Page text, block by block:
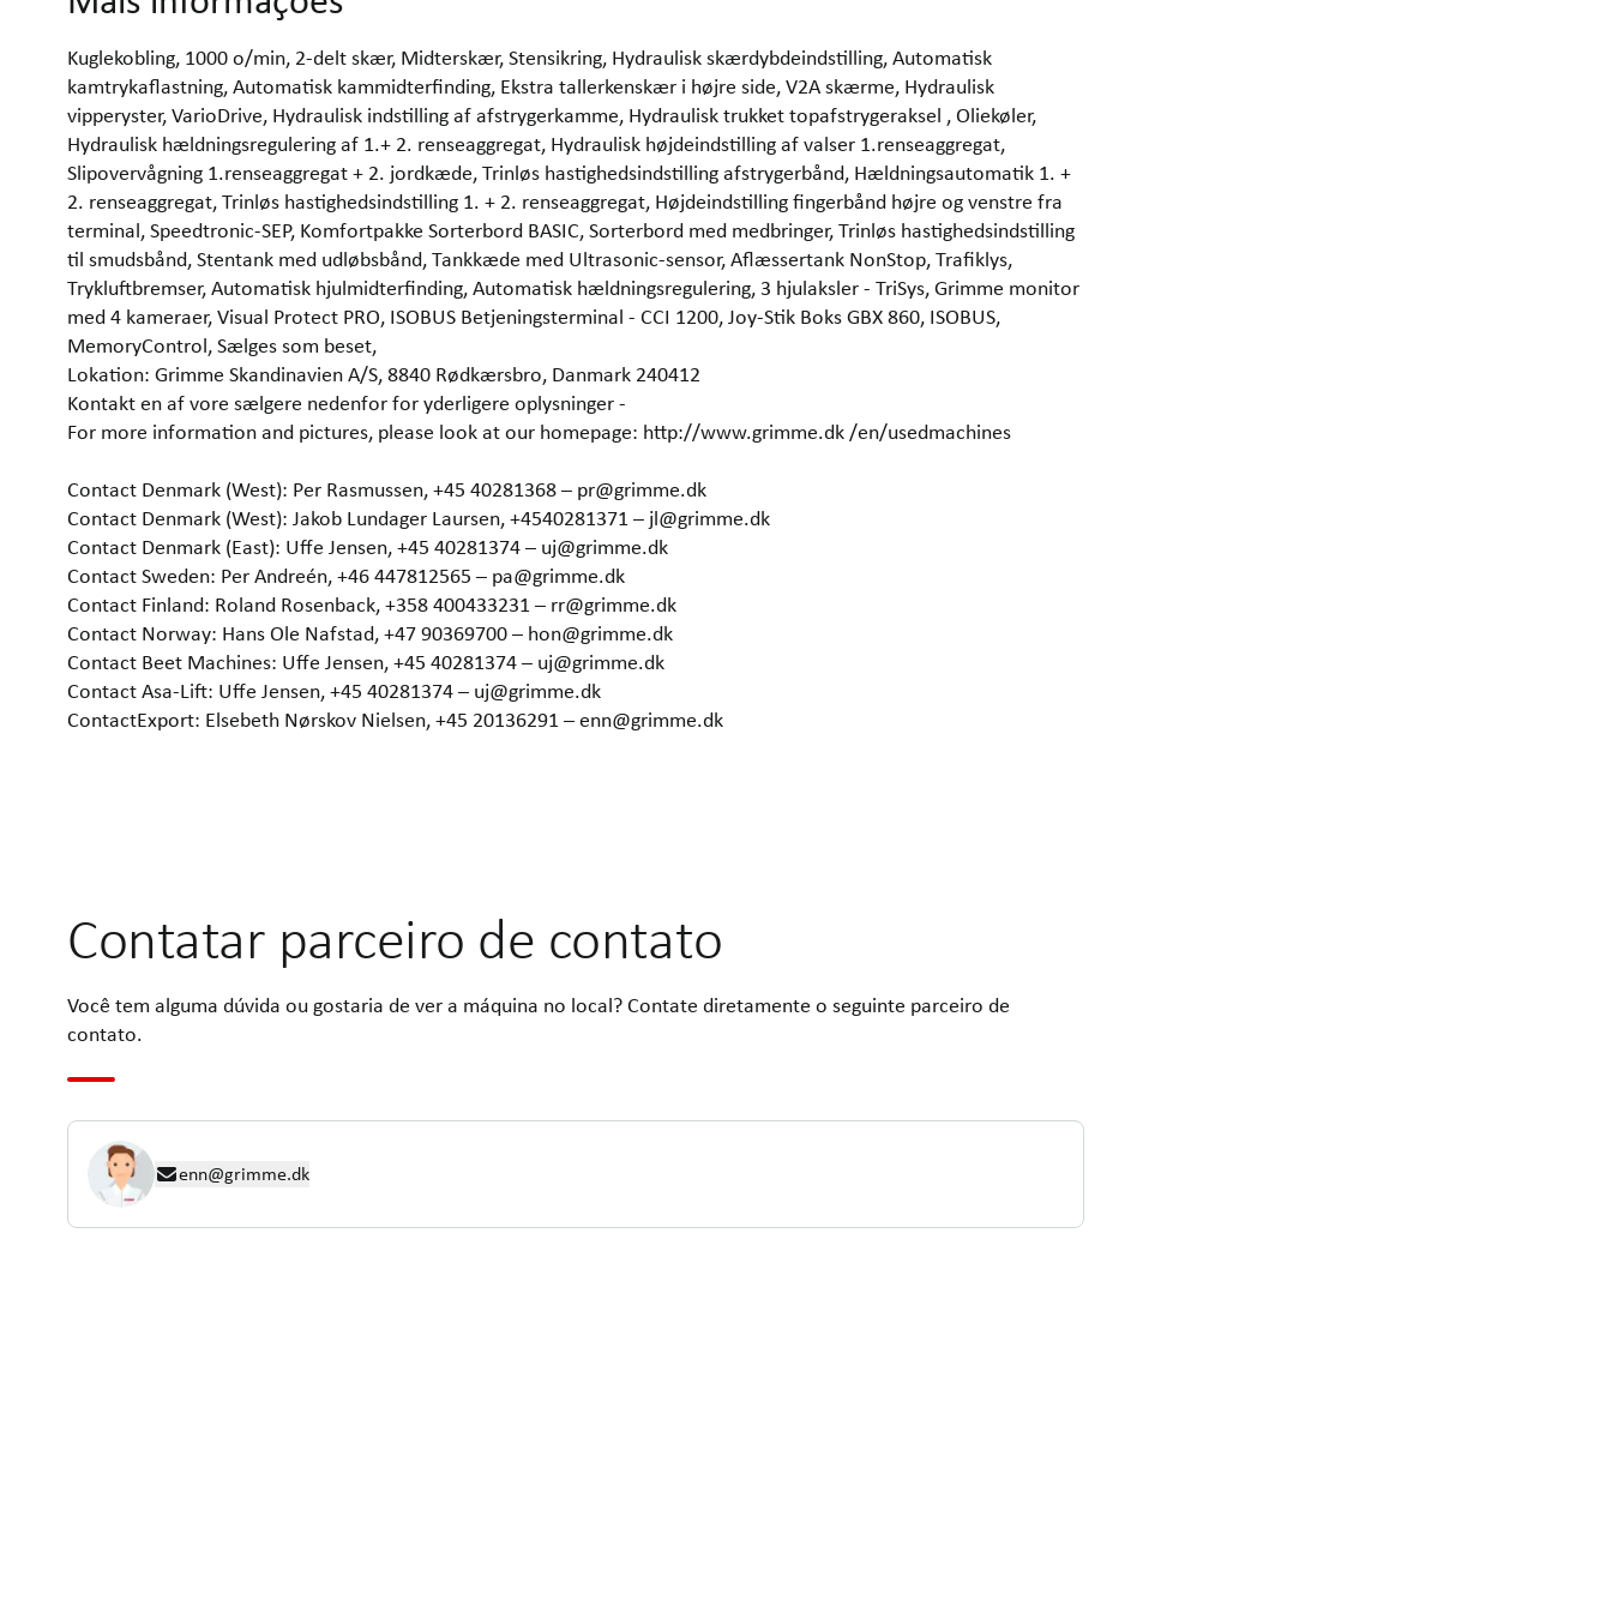
Kuglekobling, 1000 o/min, 2-delt skær, Midterskær, Stensikring, Hydraulisk skærdybdeindstilling, Automatisk
kamtrykaflastning, Automatisk kammidterfinding, Ekstra tallerkenskær i højre side, V2A skærme, Hydraulisk
vipperyster, VarioDrive, Hydraulisk indstilling af afstrygerkamme, Hydraulisk trukket topafstrygeraksel , Oliekøler,
Hydraulisk hældningsregulering af 1.+ 2. renseaggregat, Hydraulisk højdeindstilling af valser 1.renseaggregat,
Slipovervågning 1.renseaggregat + 2. jordkæde, Trinløs hastighedsindstilling afstrygerbånd, Hældningsautomatik 1. +
2. renseaggregat, Trinløs hastighedsindstilling 1. + 2. renseaggregat, Højdeindstilling fingerbånd højre og venstre fra
terminal, Speedtronic-SEP, Komfortpakke Sorterbord BASIC, Sorterbord med medbringer, Trinløs hastighedsindstilling
til smudsbånd, Stentank med udløbsbånd, Tankkæde med Ultrasonic-sensor, Aflæssertank NonStop, Trafiklys,
Trykluftbremser, Automatisk hjulmidterfinding, Automatisk hældningsregulering, 3 hjulaksler - TriSys, Grimme monitor
med 4 kameraer, Visual Protect PRO, ISOBUS Betjeningsterminal - CCI 1200, Joy-Stik Boks GBX 860, ISOBUS,
MemoryControl, Sælges som beset,
Lokation: Grimme Skandinavien A/S, 8840 Rødkærsbro, Danmark 240412
Kontakt en af vore sælgere nedenfor for yderligere oplysninger -
For more information and pictures, please look at our homepage: http://www.grimme.dk /en/usedmachines
Contact Denmark (West): Per Rasmussen, +45 40281368 – pr@grimme.dk
Contact Denmark (West): Jakob Lundager Laursen, +4540281371 – jl@grimme.dk
Contact Denmark (East): Uffe Jensen, +45 40281374 – uj@grimme.dk
Contact Sweden: Per Andreén, +46 447812565 – pa@grimme.dk
Contact Finland: Roland Rosenback, +358 400433231 – rr@grimme.dk
Contact Norway: Hans Ole Nafstad, +47 90369700 – hon@grimme.dk
Contact Beet Machines: Uffe Jensen, +45 40281374 – uj@grimme.dk
Contact Asa-Lift: Uffe Jensen, +45 40281374 – uj@grimme.dk
ContactExport: Elsebeth Nørskov Nielsen, +45 20136291 – enn@grimme.dk
Contatar parceiro de contato
Você tem alguma dúvida ou gostaria de ver a máquina no local? Contate diretamente o seguinte parceiro de
contato.
enn@grimme.dk